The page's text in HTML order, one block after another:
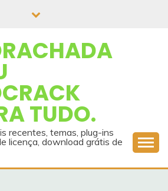
TUDO.
recentes, temas, plug-ins
licença, download grátis de